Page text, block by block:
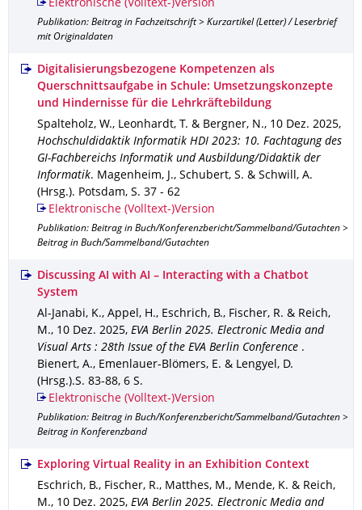
Elektronische (Volltext-)Version
Publikation: Beitrag in Fachzeitschrift > Kurzartikel (Letter) / Leserbrief
mit Originaldaten
Digitalisierungsbezogene Kompetenzen als
Querschnittsaufgabe in Schule: Umsetzungskonzepte
und Hindernisse für die Lehrkräftebildung
Spalteholz, W., Leonhardt, T. & Bergner, N., 10 Dez. 2025,
Hochschuldidaktik Informatik HDI 2023: 10. Fachtagung des
GI-Fachbereichs Informatik und Ausbildung/Didaktik der
Informatik. Magenheim, J., Schubert, S. & Schwill, A.
(Hrsg.). Potsdam, S. 37 - 62
Elektronische (Volltext-)Version
Publikation: Beitrag in Buch/Konferenzbericht/Sammelband/Gutachten >
Beitrag in Buch/Sammelband/Gutachten
Discussing AI with AI – Interacting with a Chatbot
System
Al-Janabi, K., Appel, H., Eschrich, B., Fischer, R. & Reich,
M., 10 Dez. 2025, EVA Berlin 2025. Electronic Media and
Visual Arts : 28th Issue of the EVA Berlin Conference .
Bienert, A., Emenlauer-Blömers, E. & Lengyel, D.
(Hrsg.).S. 83-88, 6 S.
Elektronische (Volltext-)Version
Publikation: Beitrag in Buch/Konferenzbericht/Sammelband/Gutachten >
Beitrag in Konferenzband
Exploring Virtual Reality in an Exhibition Context
Eschrich, B., Fischer, R., Matthes, M., Mende, K. & Reich,
M., 10 Dez. 2025, EVA Berlin 2025. Electronic Media and